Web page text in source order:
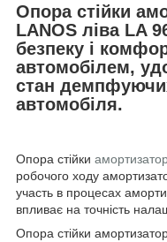
Опора стійки
LANOS ліва LA
безпеку і
автомобілем,
стан
автомобіля.
Опора стійки
робочого ходу
участь в процесах
впливає на точність
Опора стійки